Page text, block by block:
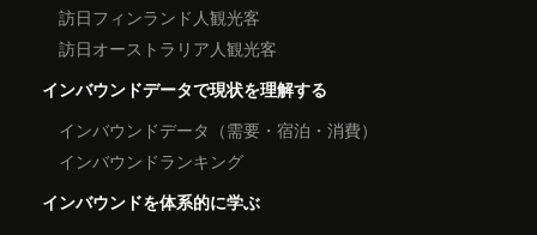
訪日フィンランド人観光客
訪日オーストラリア人観光客
インバウンドデータで現状を理解する
インバウンドデータ（需要・宿泊・消費）
インバウンドランキング
インバウンドを体系的に学ぶ